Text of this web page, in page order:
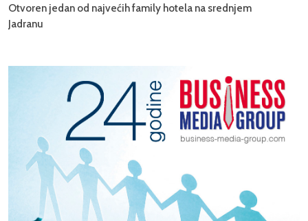
Otvoren jedan od najvećih family hotela na srednjem
Jadranu